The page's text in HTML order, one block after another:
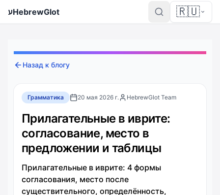
עHebrewGlot 🇷🇺
Назад к блогу
Грамматика 20 мая 2026 г. HebrewGlot Team
Прилагательные в иврите:
согласование, место в
предложении и таблицы
Прилагательные в иврите: 4 формы
согласования, место после
существительного, определённость,